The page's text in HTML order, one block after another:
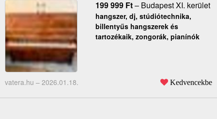
199 999 Ft– Budapest XI. kerület
hangszer, dj, stúdiótechnika,
billentyűs hangszerek és
tartozékaik, zongorák, pianínók
vatera.hu – 2026.01.18. Kedvencekbe